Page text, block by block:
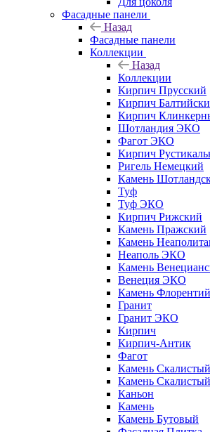
Фасадные панели
Назад
Фасадные панели
Коллекции
Назад
Коллекции
Кирпич Прусский
Кирпич
Кирпич
Шотландия ЭКО
Фагот ЭКО
Кирпич
Ригель Немецкий
Камень
Туф
Туф ЭКО
Кирпич Рижский
Камень Пражский
Камень
Неаполь ЭКО
Камень
Венеция ЭКО
Камень
Гранит
Гранит ЭКО
Кирпич
Кирпич-Антик
Фагот
Камень Скалистый
Камень
Каньон
Камень
Камень Бутовый